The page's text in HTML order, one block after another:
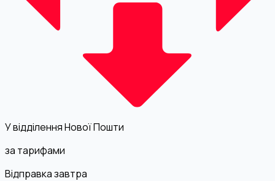
У відділення Нової Пошти
за тарифами
Відправка завтра